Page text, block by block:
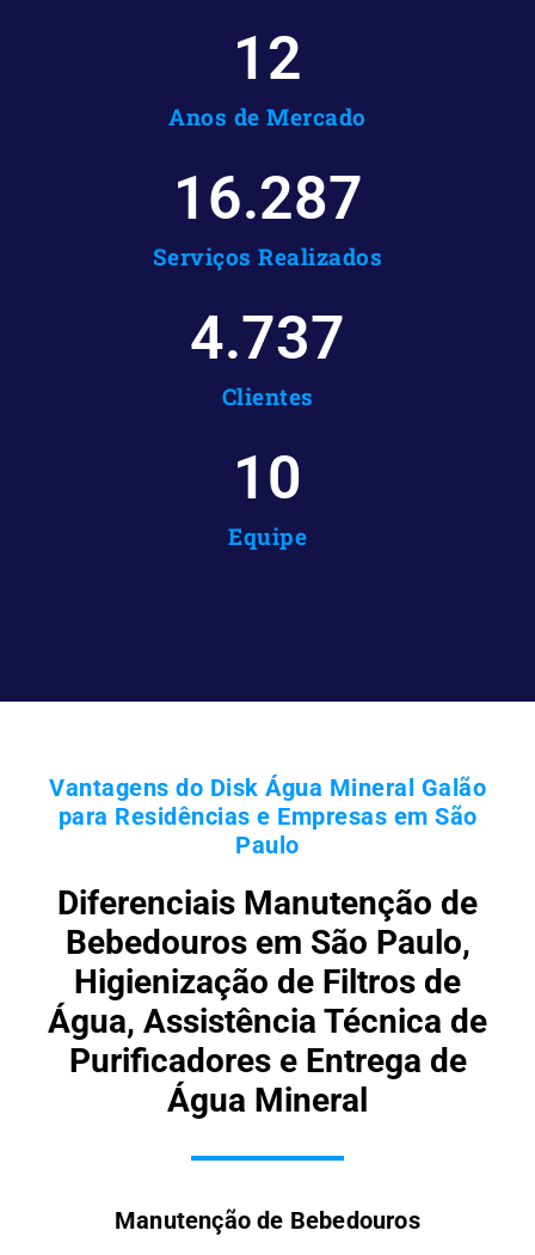
Anos de Mercado
12
Serviços Realizados
16.287
Clientes
4.737
Equipe
10
Vantagens do Disk Água Mineral Galão
para Residências e Empresas em São
Paulo
Diferenciais Manutenção de
Bebedouros em São Paulo,
Higienização de Filtros de
Água, Assistência Técnica de
Purificadores e Entrega de
Água Mineral
Manutenção de Bebedouros